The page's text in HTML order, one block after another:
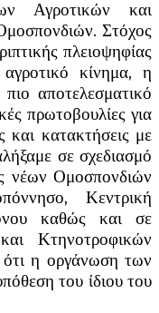
Αγροτικών και
Στόχος
πλειοψηφίας
κίνημα, η
αποτελεσματικό
πρωτοβουλίες για
κατακτήσεις με
σε σχεδιασμό
νέων Ομοσπονδιών
Κεντρική
καθώς και σε
Κτηνοτροφικών
η οργάνωση των
του ίδιου του